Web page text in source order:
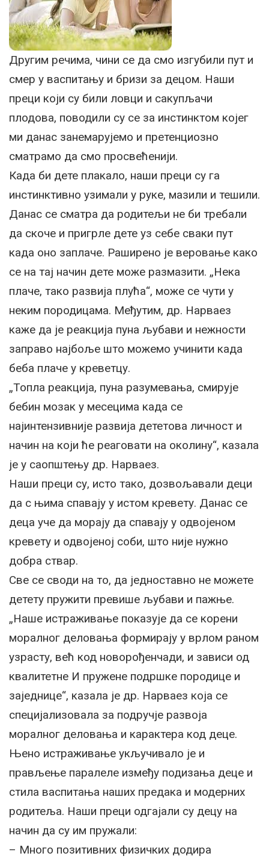
Другим речима, чини се да смо изгубили пут и
смер у васпитању и бризи за децом. Наши
преци који су били ловци и сакупљачи
плодова, поводили су се за инстинктом којег
ми данас занемарујемо и претенциозно
сматрамо да смо просвећенији.
Када би дете плакало, наши преци су га
инстинктивно узимали у руке, мазили и тешили.
Данас се сматра да родитељи не би требали
да скоче и пригрле дете уз себе сваки пут
када оно заплаче. Раширено је веровање како
се на тај начин дете може размазити. „Нека
плаче, тако развија плућа“, може се чути у
неким породицама. Међутим, др. Нарваез
каже да је реакција пуна љубави и нежности
заправо најбоље што можемо учинити када
беба плаче у креветцу.
„Топла реакција, пуна разумевања, смирује
бебин мозак у месецима када се
најинтензивније развија дететова личност и
начин на који ће реаговати на околину“, казала
је у саопштењу др. Нарваез.
Наши преци су, исто тако, дозвољавали деци
да с њима спавају у истом кревету. Данас се
деца уче да морају да спавају у одвојеном
кревету и одвојеној соби, што није нужно
добра ствар.
Све се своди на то, да једноставно не можете
детету пружити превише љубави и пажње.
„Наше истраживање показује да се корени
моралног деловања формирају у врлом раном
узрасту, већ код новорођенчади, и зависи од
квалитетне И пружене подршке породице и
заједнице“, казала је др. Нарваез која се
специјализовала за подручје развоја
моралног деловања и карактера код деце.
Њено истраживање укључивало је и
прављење паралеле између подизања деце и
стила васпитања наших предака и модерних
родитеља. Наши преци одгајали су децу на
начин да су им пружали:
– Много позитивних физичких додира